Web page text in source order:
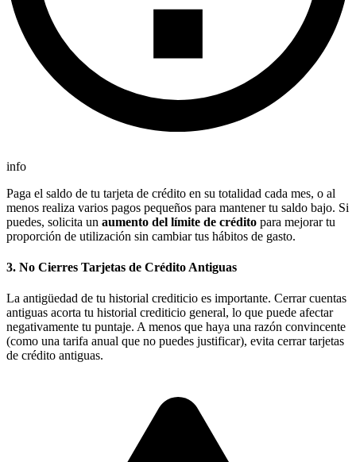
info
Paga el saldo de tu tarjeta de crédito en su totalidad cada mes, o al
menos realiza varios pagos pequeños para mantener tu saldo bajo. Si
puedes, solicita un aumento del límite de crédito para mejorar tu
proporción de utilización sin cambiar tus hábitos de gasto.
3. No Cierres Tarjetas de Crédito Antiguas
La antigüedad de tu historial crediticio es importante. Cerrar cuentas
antiguas acorta tu historial crediticio general, lo que puede afectar
negativamente tu puntaje. A menos que haya una razón convincente
(como una tarifa anual que no puedes justificar), evita cerrar tarjetas
de crédito antiguas.